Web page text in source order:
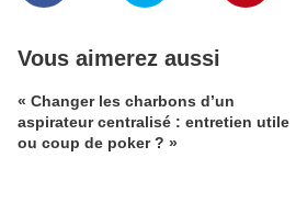
Vous aimerez aussi
« Changer les charbons d’un
aspirateur centralisé : entretien utile
ou coup de poker ? »